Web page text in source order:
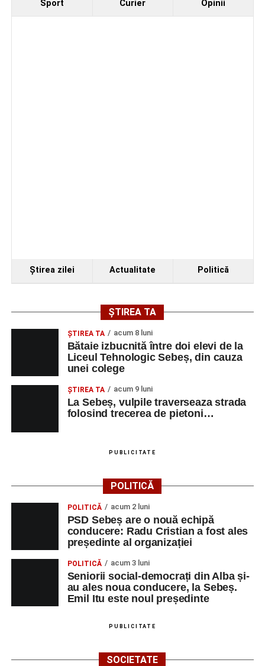
Sport Curier Opinii
Ştirea zilei Actualitate Politică
ȘTIREA TA
ŞTIREA TA acum 8 luni
Bătaie izbucnită între doi elevi de la
Liceul Tehnologic Sebeș, din cauza
unei colege
ŞTIREA TA acum 9 luni
La Sebeș, vulpile traverseaza strada
folosind trecerea de pietoni…
PUBLICITATE
POLITICĂ
POLITICĂ acum 2 luni
PSD Sebeș are o nouă echipă
conducere: Radu Cristian a fost ales
președinte al organizației
POLITICĂ acum 3 luni
Seniorii social-democrați din Alba și-
au ales noua conducere, la Sebeș.
Emil Itu este noul președinte
PUBLICITATE
SOCIETATE